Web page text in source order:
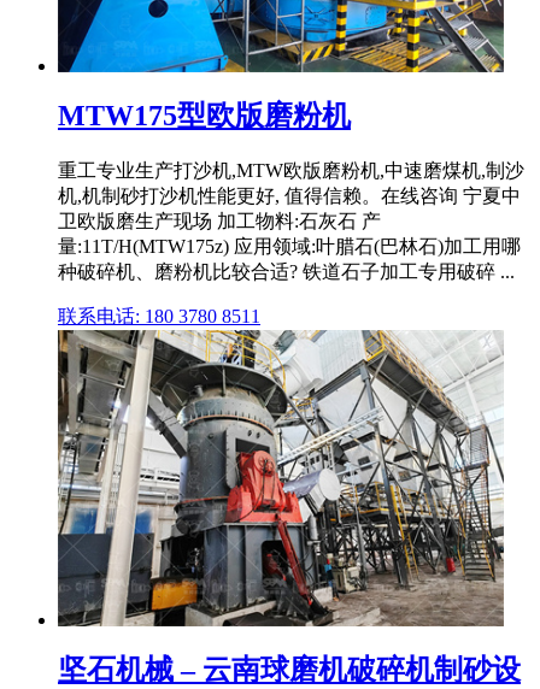
MTW175型欧版磨粉机
重工专业生产打沙机,MTW欧版磨粉机,中速磨煤机,制沙
机,机制砂打沙机性能更好, 值得信赖。在线咨询 宁夏中
卫欧版磨生产现场 加工物料:石灰石 产
量:11T/H(MTW175z) 应用领域:叶腊石(巴林石)加工用哪
种破碎机、磨粉机比较合适? 铁道石子加工专用破碎 ...
联系电话: 180 3780 8511
坚石机械 – 云南球磨机破碎机制砂设